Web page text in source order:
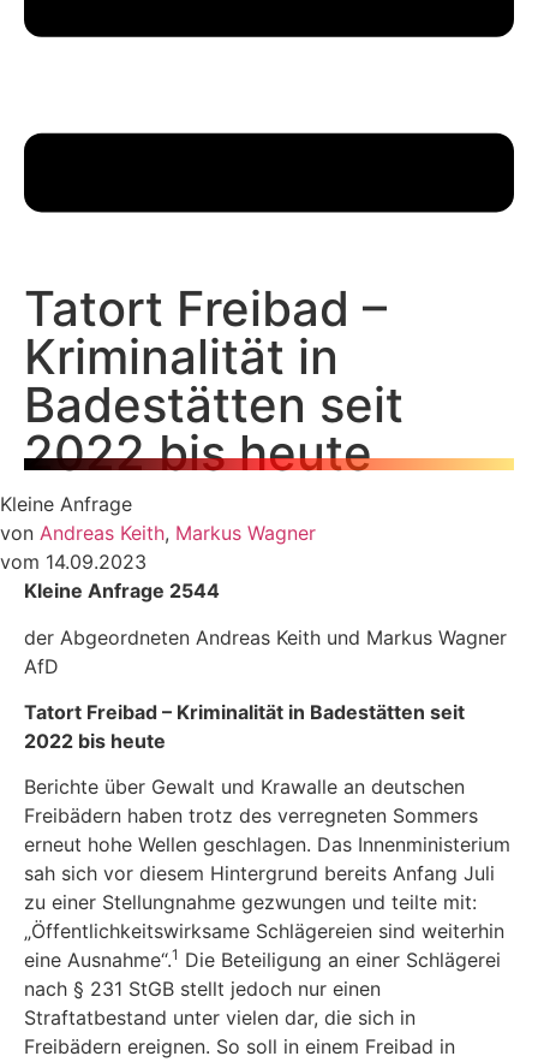
Tatort Freibad –
Kriminalität in
Badestätten seit
2022 bis heute
Kleine Anfrage
von Andreas Keith, Markus Wagner
vom 14.09.2023
Kleine Anfrage 2544
der Abgeordneten Andreas Keith und Markus Wagner
AfD
Tatort Freibad – Kriminalität in Badestätten seit
2022 bis heute
Berichte über Gewalt und Krawalle an deutschen
Freibädern haben trotz des verregneten Sommers
erneut hohe Wellen geschlagen. Das Innenministerium
sah sich vor diesem Hintergrund bereits Anfang Juli
zu einer Stellungnahme gezwungen und teilte mit:
„Öffentlichkeitswirksame Schlägereien sind weiterhin
eine Ausnahme“.1 Die Beteiligung an einer Schlägerei
nach § 231 StGB stellt jedoch nur einen
Straftatbestand unter vielen dar, die sich in
Freibädern ereignen. So soll in einem Freibad in